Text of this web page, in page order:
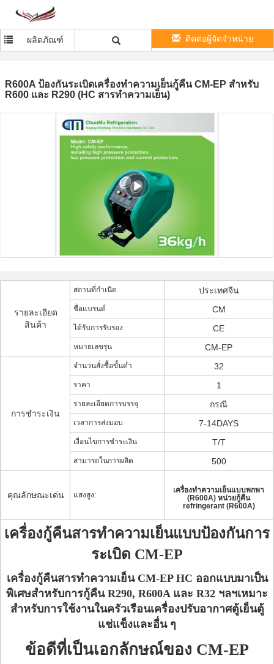
ผลิตภัณฑ์ ติดต่อผู้จัดจำหน่าย
R600A ป้องกันระเบิดเครื่องทำความเย็นกู้คืน CM-EP สำหรับ
R600 และ R290 (HC สารทำความเย็น)
รายละเอียด
สินค้า
สถานที่กำเนิด ประเทศจีน
ชื่อแบรนด์ CM
ได้รับการรับรอง CE
หมายเลขรุ่น CM-EP
การชำระเงิน
จำนวนสั่งซื้อขั้นต่ำ 32
ราคา 1
รายละเอียดการบรรจุ กรณี
เวลาการส่งมอบ 7-14DAYS
เงื่อนไขการชำระเงิน T/T
สามารถในการผลิต 500
คุณลักษณะเด่น แสงสูง:
เครื่องทำความเย็นแบบพกพา
(R600A) หน่วยกู้คืน
refringerant (R600A)
เครื่องกู้คืนสารทำความเย็นแบบป้องกันการ
ระเบิด CM-EP
เครื่องกู้คืนสารทำความเย็น CM-EP HC ออกแบบมาเป็น
พิเศษสำหรับการกู้คืน R290, R600A และ R32 ฯลฯเหมาะ
สำหรับการใช้งานในครัวเรือนเครื่องปรับอากาศตู้เย็นตู้
แช่แข็งและอื่น ๆ
ข้อดีที่เป็นเอกลักษณ์ของ CM-EP